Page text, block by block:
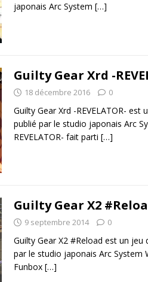
japonais Arc System […]
Guilty Gear Xrd -
18 décembre 2016 0
Guilty Gear Xrd -REVELATOR-
publié par le studio japonais Arc
REVELATOR- fait parti […]
Guilty Gear X2
9 septembre 2014 0
Guilty Gear X2 #Reload est un
par le studio japonais Arc System
Funbox […]